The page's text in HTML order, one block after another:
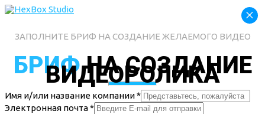
ЗАПОЛНИТЕ БРИФ НА СОЗДАНИЕ ЖЕЛАЕМОГО ВИДЕО
БРИФНА СОЗДАНИЕ
ВИДЕОРОЛИКА
Имя и/или название компании*
Электронная почта*
×